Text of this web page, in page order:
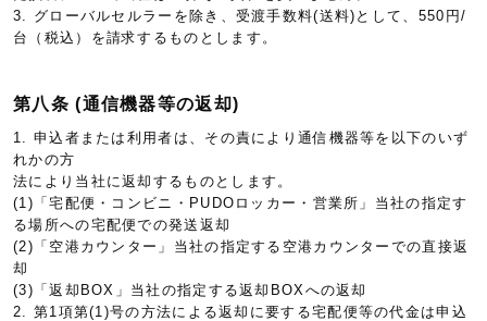
3. グローバルセルラーを除き、受渡手数料(送料)として、550円/
台（税込）を請求するものとします。
第八条 (通信機器等の返却)
1. 申込者または利用者は、その責により通信機器等を以下のいず
れかの方
法により当社に返却するものとします。
(1)「宅配便・コンビニ・PUDOロッカー・営業所」当社の指定す
る場所への宅配便での発送返却
(2)「空港カウンター」当社の指定する空港カウンターでの直接返
却
(3)「返却BOX」当社の指定する返却BOXへの返却
2. 第1項第(1)号の方法による返却に要する宅配便等の代金は申込